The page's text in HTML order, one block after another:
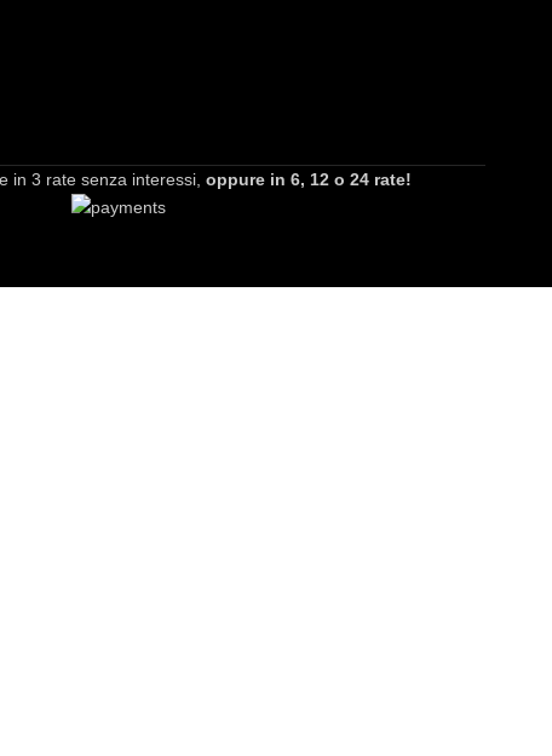
in 3 rate senza interessi, oppure in 6, 12 o 24 rate!